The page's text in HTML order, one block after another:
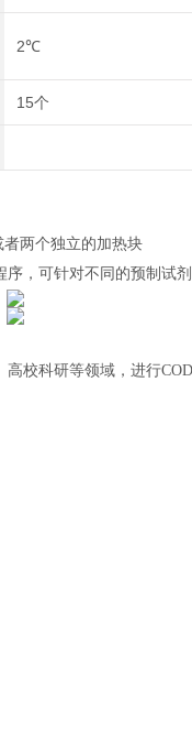
2℃
15个
两个独立的加热块
，可针对不同的预制试
高校科研等领域，进行COD